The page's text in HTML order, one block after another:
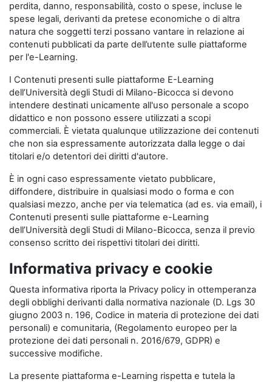
perdita, danno, responsabilità, costo o spese, incluse le
spese legali, derivanti da pretese economiche o di altra
natura che soggetti terzi possano vantare in relazione ai
contenuti pubblicati da parte dell’utente sulle piattaforme
per l'e-Learning.
I Contenuti presenti sulle piattaforme E-Learning
dell’Università degli Studi di Milano-Bicocca si devono
intendere destinati unicamente all'uso personale a scopo
didattico e non possono essere utilizzati a scopi
commerciali. È vietata qualunque utilizzazione dei contenuti
che non sia espressamente autorizzata dalla legge o dai
titolari e/o detentori dei diritti d'autore.
È in ogni caso espressamente vietato pubblicare,
diffondere, distribuire in qualsiasi modo o forma e con
qualsiasi mezzo, anche per via telematica (ad es. via email), i
Contenuti presenti sulle piattaforme e-Learning
dell’Università degli Studi di Milano-Bicocca, senza il previo
consenso scritto dei rispettivi titolari dei diritti.
Informativa privacy e cookie
Questa informativa riporta la Privacy policy in ottemperanza
degli obblighi derivanti dalla normativa nazionale (D. Lgs 30
giugno 2003 n. 196, Codice in materia di protezione dei dati
personali) e comunitaria, (Regolamento europeo per la
protezione dei dati personali n. 2016/679, GDPR) e
successive modifiche.
La presente piattaforma e-Learning rispetta e tutela la